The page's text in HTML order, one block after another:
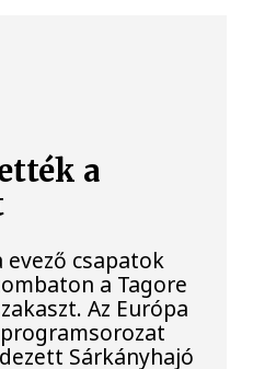
a
csapatok
a Tagore
Az Európa
Sárkányhajó